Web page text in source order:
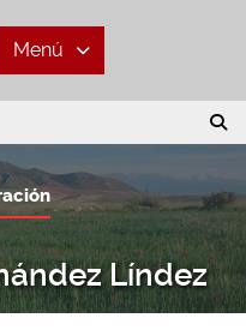
Menú
Líndez